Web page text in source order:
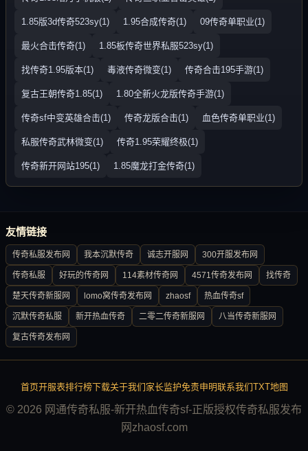
1.85版3d传奇523sy(1) 1.95合成传奇(1) 09传奇单职业(1)
最火合击传奇(1) 1.85板传奇世界私服523sy(1)
找传奇1.95版本(1) 毒液传奇微变(1) 传奇合击195手游(1)
复古王朝传奇1.85(1) 1.80全新火龙版传奇手游(1)
传奇sf中变英雄合击(1) 传奇龙版合击(1) 血色传奇单职业(1)
私服传奇武林微变(1) 传奇1.95荣耀终极(1)
传奇新开网站195(1) 1.85魔龙打金传奇(1)
友情链接
传奇私服发布网 我本沉默传奇 诚志开服网 300开服发布网
传奇私服 好玩的传奇网 114素材传奇网 4571传奇发布网 找传奇
楚天传奇新服网 lomo窝传奇发布网 zhaosf 热血传奇sf
沉默传奇私服 新开热血传奇 二零二传奇新服网 八当传奇新服网
复古传奇发布网
首页开服表排行榜下载关于我们 家长监护免责申明联系我们TXT地图
© 2026 网通传奇私服-新开热血传奇sf-正版授权传奇私服发布
网zhaosf.com